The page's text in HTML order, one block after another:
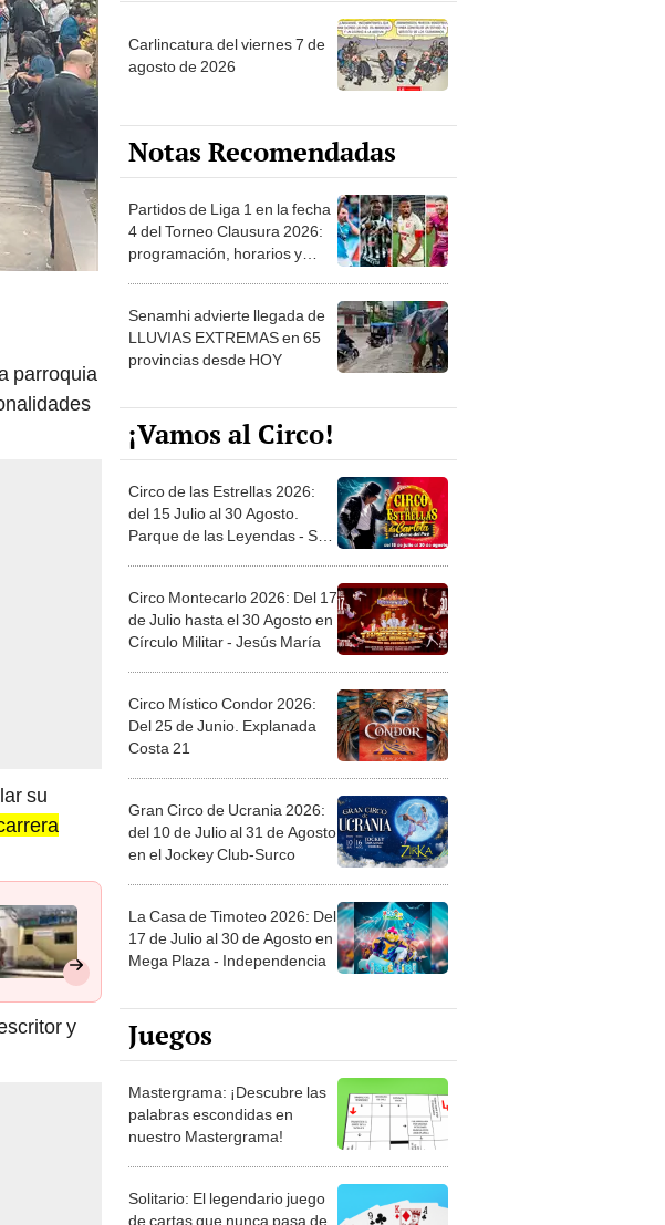
y
agosto de 2026
Notas Recomendadas
Partidos de Liga 1 en la fecha
4 del Torneo Clausura 2026:
programación, horarios y
dónde ver
Senamhi advierte llegada de
LLUVIAS EXTREMAS en 65
provincias desde HOY
¡Vamos al Circo!
Circo de las Estrellas 2026:
del 15 Julio al 30 Agosto.
Parque de las Leyendas - San
Miguel
Circo Montecarlo 2026: Del 17
de Julio hasta el 30 Agosto en
Círculo Militar - Jesús María
Circo Místico Condor 2026:
Del 25 de Junio. Explanada
Costa 21
Gran Circo de Ucrania 2026:
del 10 de Julio al 31 de Agosto
en el Jockey Club-Surco
La Casa de Timoteo 2026: Del
17 de Julio al 30 de Agosto en
Mega Plaza - Independencia
Juegos
Mastergrama: ¡Descubre las
palabras escondidas en
nuestro Mastergrama!
Solitario: El legendario juego
de cartas que nunca pasa de
moda. Organiza el mazo y